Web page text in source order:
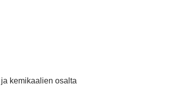
kemikaalien osalta